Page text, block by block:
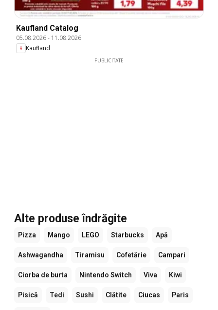
Kaufland Catalog
05.08.2026- 11.08.2026
Kaufland
PUBLICITATE
Alte produse îndrăgite
Pizza Mango LEGO Starbucks Apă
Ashwagandha Tiramisu Cofetărie Campari
Ciorba de burta Nintendo Switch Viva Kiwi
Pisică Tedi Sushi Clătite Ciucas Paris